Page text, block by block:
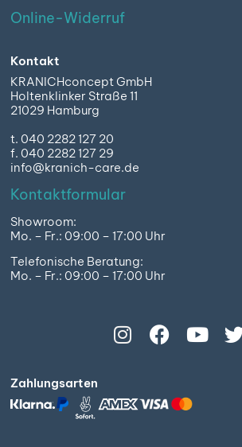
Online-Widerruf
Kontakt
KRANICHconcept GmbH
Holtenklinker Straße 11
21029 Hamburg
t. 040 2282 127 20
f. 040 2282 127 29
info@kranich-care.de
Kontaktformular
Showroom:
Mo. – Fr.: 09:00 – 17:00 Uhr
Telefonische Beratung:
Mo. – Fr.: 09:00 – 17:00 Uhr
Zahlungsarten